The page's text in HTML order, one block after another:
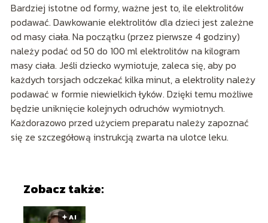
Bardziej istotne od formy, ważne jest to, ile elektrolitów
podawać. Dawkowanie elektrolitów dla dzieci jest zależne
od masy ciała. Na początku (przez pierwsze 4 godziny)
należy podać od 50 do 100 ml elektrolitów na kilogram
masy ciała. Jeśli dziecko wymiotuje, zaleca się, aby po
każdych torsjach odczekać kilka minut, a elektrolity należy
podawać w formie niewielkich łyków. Dzięki temu możliwe
będzie uniknięcie kolejnych odruchów wymiotnych.
Każdorazowo przed użyciem preparatu należy zapoznać
się ze szczegółową instrukcją zwarta na ulotce leku.
Zobacz także:
🟅 AI